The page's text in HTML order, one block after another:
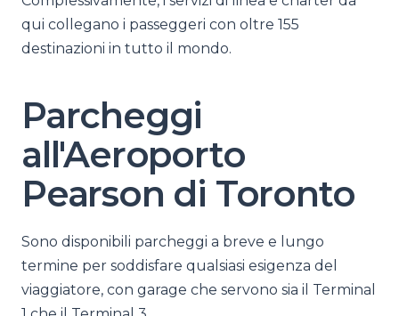
qui collegano i passeggeri con oltre 155
destinazioni in tutto il mondo.
Parcheggi
all'Aeroporto
Pearson di Toronto
Sono disponibili parcheggi a breve e lungo
termine per soddisfare qualsiasi esigenza del
viaggiatore, con garage che servono sia il Terminal